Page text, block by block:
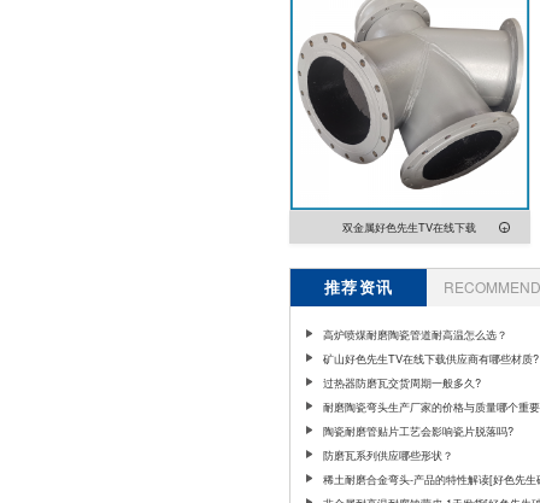
双金属好色先生TV在线下载
推荐资讯
高炉喷煤耐磨陶瓷管道耐高温怎么选？
矿山好色先生TV在线下载供应商有哪些材质?
过热器防磨瓦交货周期一般多久?
耐磨陶瓷弯头生产厂家的价格与质量哪个重要呢
陶瓷耐磨管贴片工艺会影响瓷片脱落吗?
防磨瓦系列供应哪些形状？
稀土耐磨合金弯头-产品的特性解读[好色先生